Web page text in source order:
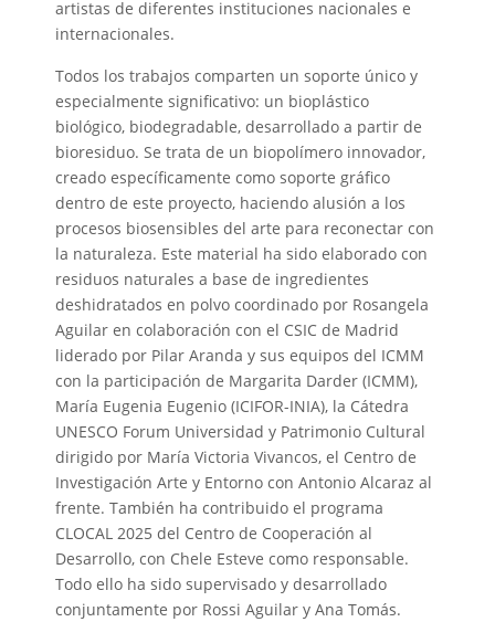
artistas de diferentes instituciones nacionales e
internacionales.
Todos los trabajos comparten un soporte único y
especialmente significativo: un bioplástico
biológico, biodegradable, desarrollado a partir de
bioresiduo. Se trata de un biopolímero innovador,
creado específicamente como soporte gráfico
dentro de este proyecto, haciendo alusión a los
procesos biosensibles del arte para reconectar con
la naturaleza. Este material ha sido elaborado con
residuos naturales a base de ingredientes
deshidratados en polvo coordinado por Rosangela
Aguilar en colaboración con el CSIC de Madrid
liderado por Pilar Aranda y sus equipos del ICMM
con la participación de Margarita Darder (ICMM),
María Eugenia Eugenio (ICIFOR-INIA), la Cátedra
UNESCO Forum Universidad y Patrimonio Cultural
dirigido por María Victoria Vivancos, el Centro de
Investigación Arte y Entorno con Antonio Alcaraz al
frente. También ha contribuido el programa
CLOCAL 2025 del Centro de Cooperación al
Desarrollo, con Chele Esteve como responsable.
Todo ello ha sido supervisado y desarrollado
conjuntamente por Rossi Aguilar y Ana Tomás.